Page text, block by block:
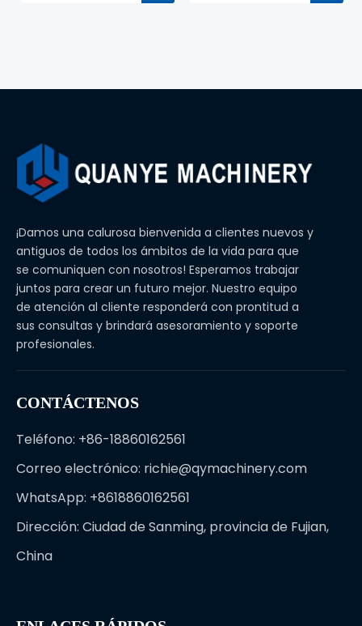
¡Damos una calurosa bienvenida a clientes nuevos y
antiguos de todos los ámbitos de la vida para que
se comuniquen con nosotros! Esperamos trabajar
juntos para crear un futuro mejor. Nuestro equipo
de atención al cliente responderá con prontitud a
sus consultas y brindará asesoramiento y soporte
profesionales.
CONTÁCTENOS
Teléfono: +86-18860162561
Correo electrónico: richie@qymachinery.com
WhatsApp: +8618860162561
Dirección: Ciudad de Sanming, provincia de Fujian,
China